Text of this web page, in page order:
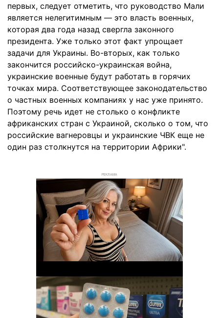
первых, следует отметить, что руководство Мали
является нелегитимным — это власть военных,
которая два года назад свергла законного
президента. Уже только этот факт упрощает
задачи для Украины. Во-вторых, как только
закончится российско-украинская война,
украинские военные будут работать в горячих
точках мира. Соответствующее законодательство
о частных военных компаниях у нас уже принято.
Поэтому речь идет не столько о конфликте
африканских стран с Украиной, сколько о том, что
российские вагнеровцы и украинские ЧВК еще не
один раз столкнутся на территории Африки".
РЕКЛАМА